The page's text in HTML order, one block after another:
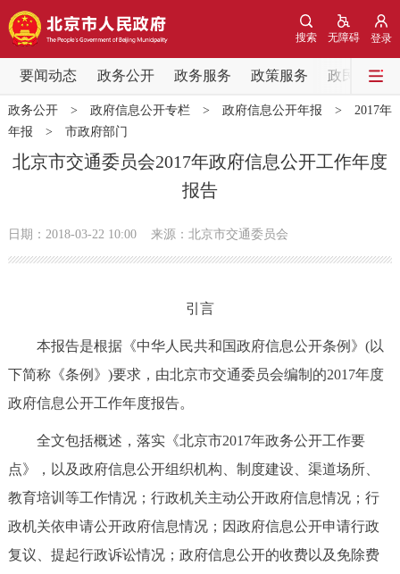
登录
无障碍
搜索
要闻动态 政务公开 政务服务 政策服务 政民互动
要闻动态
党中央精神 国务院信息 中央部委动态
北京要闻 会议信息 部门动态
机构职能
政策兑现 政策解读 回应关切
政务服务
便民服务 利企服务 投资项目
政务公开> 政府信息公开专栏> 政府信息公开年报 > 2017年
年报 > 市政府部门
北京市交通委员会2017年政府信息公开工作年度
报告
日期：2018-03-22 10:00 来源：北京市交通委员会
引言
本报告是根据《中华人民共和国政府信息公开条例》(以
下简称《条例》)要求，由北京市交通委员会编制的2017年度
政府信息公开工作年度报告。
全文包括概述，落实《北京市2017年政务公开工作要
点》，以及政府信息公开组织机构、制度建设、渠道场所、
教育培训等工作情况；行政机关主动公开政府信息情况；行
政机关依申请公开政府信息情况；因政府信息公开申请行政
复议、提起行政诉讼情况；政府信息公开的收费以及免除费